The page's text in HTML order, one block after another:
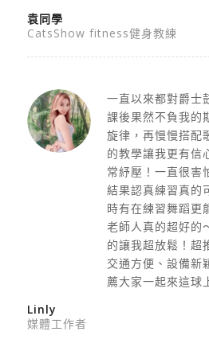
袁同學
CatsShow fitness健身教練
一直以來都對爵士
課後果然不負我的
旋律，再慢慢搭配
的教學讓我更有信
常紓壓！ 一直很害
結果認真練習真的
時有在練習舞蹈更
老師人真的超好的
的讓我超放鬆！ 超
交通方便、設備新
薦大家一起來這球
Linly
媒體工作者